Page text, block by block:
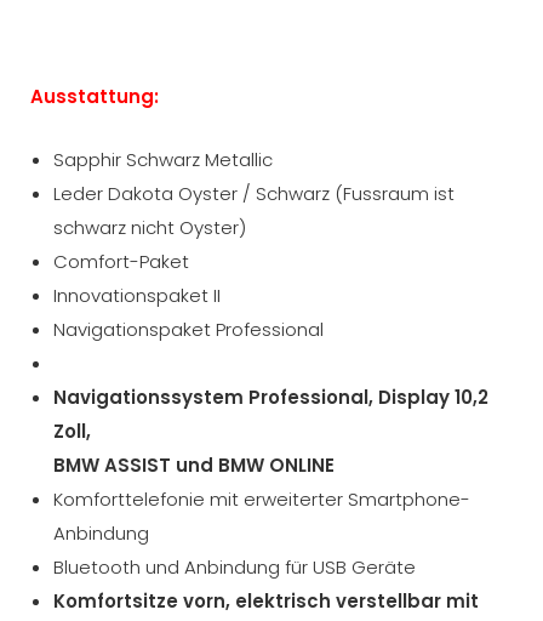
Ausstattung:
Sapphir Schwarz Metallic
Leder Dakota Oyster / Schwarz (Fussraum ist
schwarz nicht Oyster)
Comfort-Paket
Innovationspaket II
Navigationspaket Professional
Navigationssystem Professional, Display 10,2
Zoll,
BMW ASSIST und BMW ONLINE
Komforttelefonie mit erweiterter Smartphone-
Anbindung
Bluetooth und Anbindung für USB Geräte
Komfortsitze vorn, elektrisch verstellbar mit